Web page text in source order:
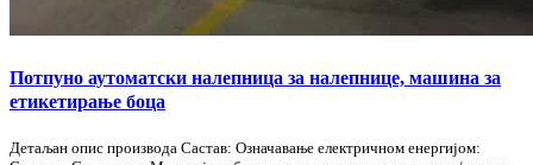
Потпуно аутоматски налепница за налепнице, машина за
етикетирање боца
Детаљан опис производа Састав: Означавање електричном енергијом: